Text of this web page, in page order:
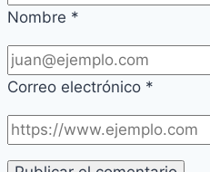
Nombre *
Correo electrónico *